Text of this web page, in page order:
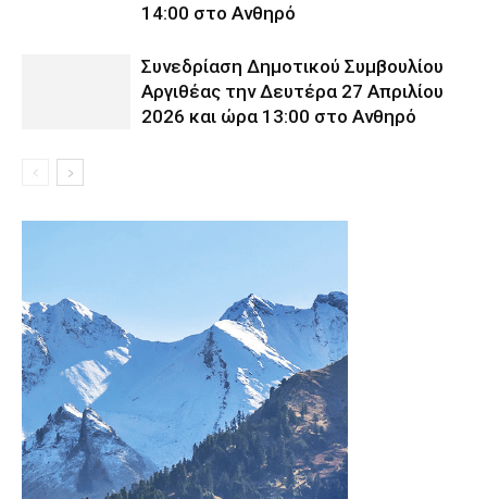
14:00 στο Ανθηρό
Συνεδρίαση Δημοτικού Συμβουλίου
Αργιθέας την Δευτέρα 27 Απριλίου
2026 και ώρα 13:00 στο Ανθηρό